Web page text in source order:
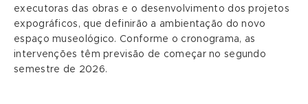
executoras das obras e o desenvolvimento dos projetos
expográficos, que definirão a ambientação do novo
espaço museológico. Conforme o cronograma, as
intervenções têm previsão de começar no segundo
semestre de 2026.